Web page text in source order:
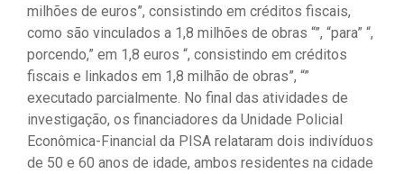
milhões de euros”, consistindo em créditos fiscais,
como são vinculados a 1,8 milhões de obras “”, “para” “,
porcendo,” em 1,8 euros “, consistindo em créditos
fiscais e linkados em 1,8 milhão de obras”, “”
executado parcialmente. No final das atividades de
investigação, os financiadores da Unidade Policial
Econômica-Financial da PISA relataram dois indivíduos
de 50 e 60 anos de idade, ambos residentes na cidade